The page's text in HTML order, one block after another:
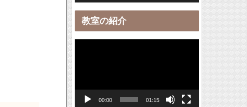
ヤ
ー教室の紹介
レ
00:00 01:15